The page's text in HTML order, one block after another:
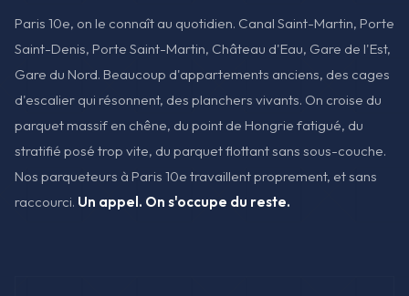
Paris 10e, on le connaît au quotidien. Canal Saint-Martin, Porte
Saint-Denis, Porte Saint-Martin, Château d'Eau, Gare de l'Est,
Gare du Nord. Beaucoup d'appartements anciens, des cages
d'escalier qui résonnent, des planchers vivants. On croise du
parquet massif en chêne, du point de Hongrie fatigué, du
stratifié posé trop vite, du parquet flottant sans sous-couche.
Nos parqueteurs à Paris 10e travaillent proprement, et sans
raccourci. Un appel. On s'occupe du reste.